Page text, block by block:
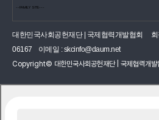
대한민국사회공헌재단 | 국제협력개발협회
06167
이메일 :skcinfo@daum.net
Copyright© 대한민국사회공헌재단 | 국제협력개